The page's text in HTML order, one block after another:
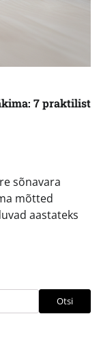
7 praktilist
sõnavara
mõtted
aastateks
Otsi